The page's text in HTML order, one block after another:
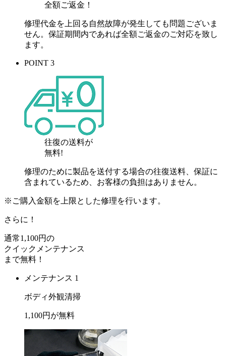
全額ご返金！
修理代金を上回る自然故障が発生しても問題ございま
せん。保証期間内であれば全額ご返金のご対応を致し
ます。
POINT 3
往復の送料が
無料!
修理のために製品を送付する場合の往復送料、保証に
含まれているため、お客様の負担はありません。
※ご購入金額を上限とした修理を行います。
さらに！
通常1,100円の
クイックメンテナンス
まで無料 ！
メンテナンス 1
ボディ外観清掃
1,100円が無料